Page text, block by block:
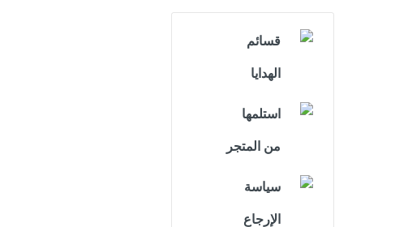
قسائم
الهدايا
استلمها
من المتجر
سياسة
الإرجاع